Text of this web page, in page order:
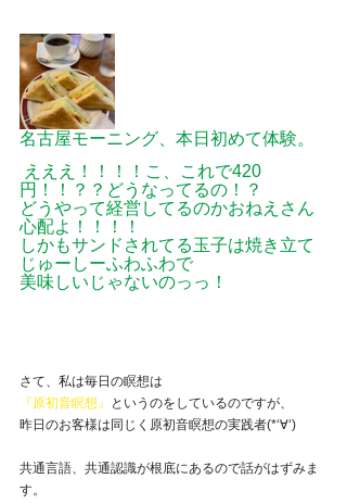
名古屋モーニング、本日初めて体験。
えええ！！！！こ、これで420
円！！？？どうなってるの！？
どうやって経営してるのかおねえさん
心配よ！！！！
しかもサンドされてる玉子は焼き立て
じゅーしーふわふわで
美味しいじゃないのっっ！
さて、私は毎日の瞑想は
『原初音瞑想』
というのをしているのですが、
昨日のお客様は同じく原初音瞑想の実践者(*‘∀‘)
共通言語、共通認識が根底にあるので話がはずみま
す。